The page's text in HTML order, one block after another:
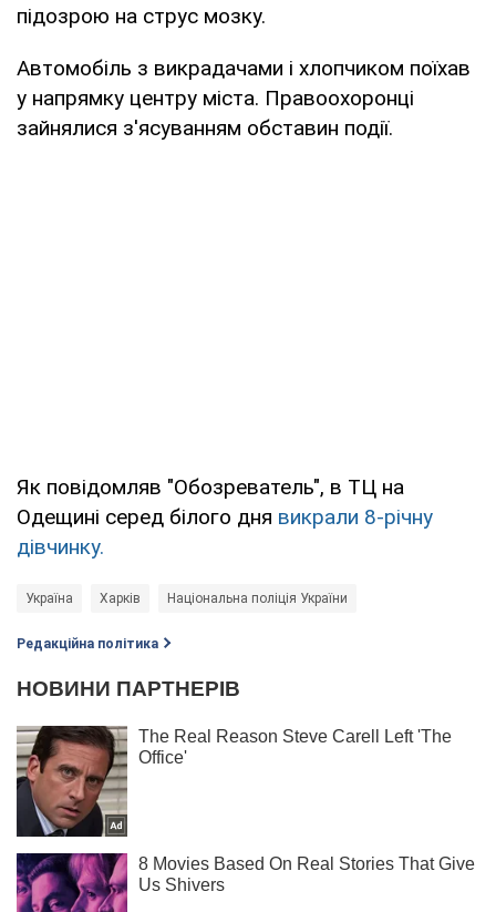
підозрою на струс мозку.
Автомобіль з викрадачами і хлопчиком поїхав
у напрямку центру міста. Правоохоронці
зайнялися з'ясуванням обставин події.
Як повідомляв "Обозреватель", в ТЦ на
Одещині серед білого дня викрали 8-річну
дівчинку.
Україна Харків Національна поліція України
Редакційна політика